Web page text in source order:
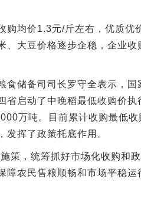
均价1.3元/斤左右，优质优
、大豆价格逐步企稳，企业收
储备司司长罗守全表示，国
省启动了中晚稻最低收购价执
万吨。目前累计收购最低
发挥了政策托底作用。
，统筹抓好市场化收购和政
障农民售粮顺畅和市场平稳运